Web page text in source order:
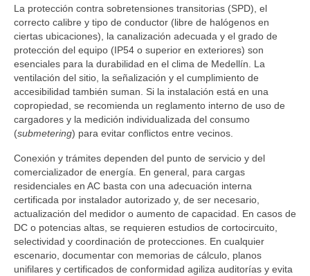
La protección contra sobretensiones transitorias (SPD), el
correcto calibre y tipo de conductor (libre de halógenos en
ciertas ubicaciones), la canalización adecuada y el grado de
protección del equipo (IP54 o superior en exteriores) son
esenciales para la durabilidad en el clima de Medellín. La
ventilación del sitio, la señalización y el cumplimiento de
accesibilidad también suman. Si la instalación está en una
copropiedad, se recomienda un reglamento interno de uso de
cargadores y la medición individualizada del consumo
(submetering) para evitar conflictos entre vecinos.
Conexión y trámites dependen del punto de servicio y del
comercializador de energía. En general, para cargas
residenciales en AC basta con una adecuación interna
certificada por instalador autorizado y, de ser necesario,
actualización del medidor o aumento de capacidad. En casos de
DC o potencias altas, se requieren estudios de cortocircuito,
selectividad y coordinación de protecciones. En cualquier
escenario, documentar con memorias de cálculo, planos
unifilares y certificados de conformidad agiliza auditorías y evita